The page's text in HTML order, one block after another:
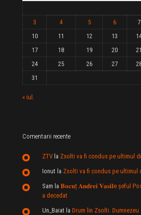
3
4 5 6 7
10
11 12 13
17
18 19 20 21
24
25 26 27
31
« iul.
Comentarii recente
ZTV la Zsolti va fi condus pe ultimul
Ionut la Zsolti va fi condus pe ultimul
Sam la 𝐁𝐨𝐜𝐮ț 𝐀𝐧𝐝𝐫𝐞𝐢 𝐕𝐚𝐬𝐢𝐥e şeful
a decedat
Un_Baiat la Drum lin Zsolti.